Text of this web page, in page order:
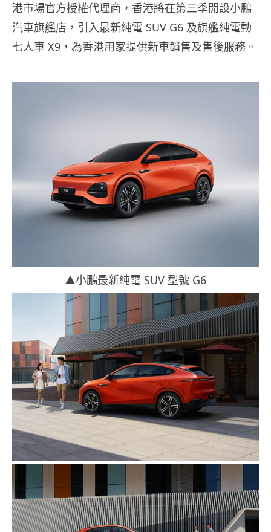
港市場官方授權代理商，香港將在第三季開設小鵬
汽車旗艦店，引入最新純電 SUV G6 及旗艦純電動
七人車 X9，為香港用家提供新車銷售及售後服務。
▲小鵬最新純電 SUV 型號 G6